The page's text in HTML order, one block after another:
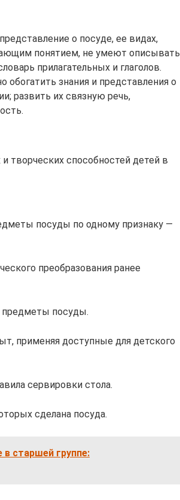
о посуде, ее видах,
понятием, не умеют описывать
прилагательных и глаголов.
обогатить знания и представления о
развить их связную речь,
творческих способностей детей в
посуды по одному признаку —
преобразования ранее
предметы посуды.
применяя доступные для детского
сервировки стола.
сделана посуда.
в старшей группе: